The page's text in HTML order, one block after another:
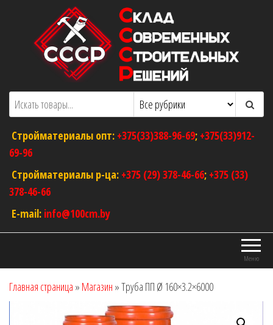
содержимому
ООО "Склад Современных Строительных
Решений"
Оптовый магазин строительных
материалов
Стройматериалы опт: +375(33)388-96-69; +375(33)912-
69-96
Стройматериалы р-ца: +375 (29) 378-46-66; +375 (33)
378-46-66
E-mail: info@100cm.by
Меню
Главная страница » Магазин »Труба ПП Ø 160×3.2×6000